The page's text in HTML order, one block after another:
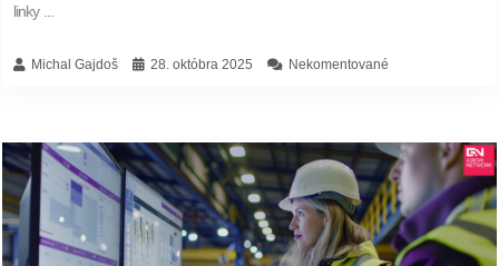
linky ...
Michal Gajdoš 28. októbra 2025 Nekomentované